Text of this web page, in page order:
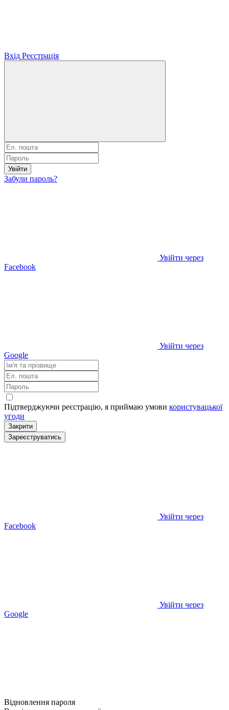
Вхід Реєстрація
Увійти
Забули пароль?
Увійти через
Facebook
Увійти через
Google
Підтверджуючи реєстрацію, я приймаю умови користувацької
угоди
Закрити
Зареєструватись
Увійти через
Facebook
Увійти через
Google
Відновлення пароля